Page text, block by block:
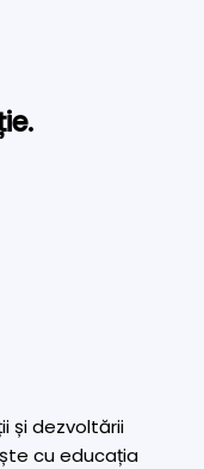
și dezvoltării
cu educația